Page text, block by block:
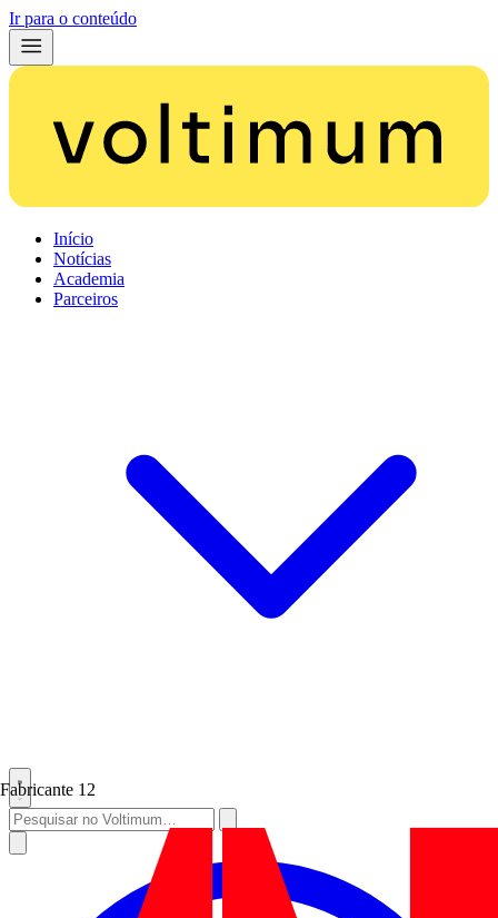
Ir para o conteúdo
Início
Notícias
Academia
Parceiros
Fabricante 12